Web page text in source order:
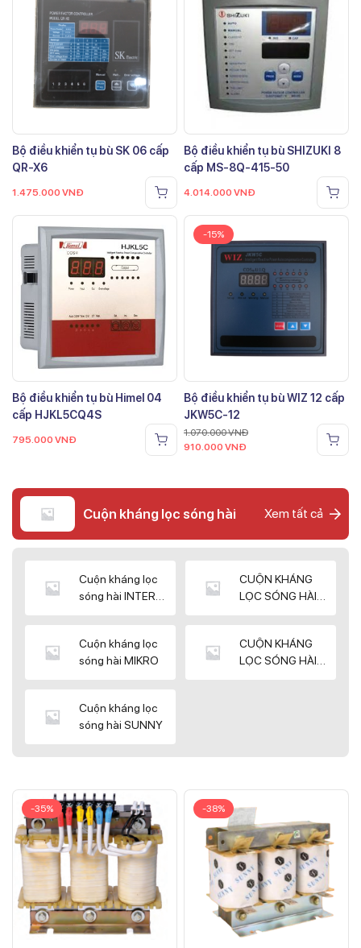
Bộ điều khiển tụ bù SK 06 cấp
QR-X6
1.475.000 VNĐ
Bộ điều khiển tụ bù SHIZUKI 8
cấp MS-8Q-415-50
4.014.000 VNĐ
Bộ điều khiển tụ bù Himel 04
cấp HJKL5CQ4S
795.000 VNĐ
-15%
Bộ điều khiển tụ bù WIZ 12 cấp
JKW5C-12
1.070.000VNĐ
910.000 VNĐ
Cuộn kháng lọc sóng hài Xem tất cả
Cuộn kháng lọc
sóng hài INTER
CUỘN KHÁNG
LỌC SÓNG HÀI
Cuộn kháng lọc
sóng hài MIKRO
CUỘN KHÁNG
LỌC SÓNG HÀI
Cuộn kháng lọc
sóng hài SUNNY
-35% -38%